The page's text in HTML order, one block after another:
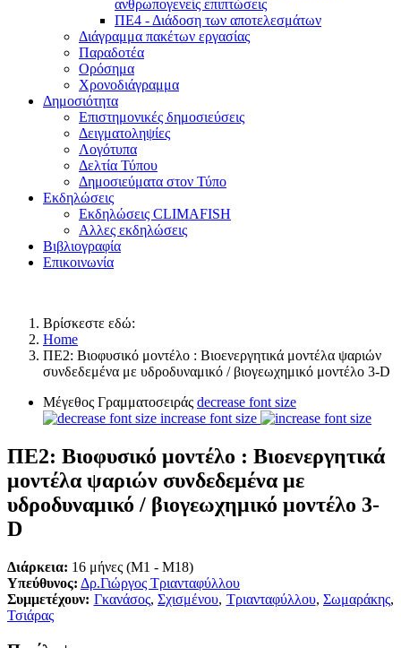
ανθρωπογενείς επιπτώσεις
ΠΕ4 - Διάδοση των αποτελεσμάτων
Διάγραμμα πακέτων εργασίας
Παραδοτέα
Ορόσημα
Χρονοδιάγραμμα
Δημοσιότητα
Επιστημονικές δημοσιεύσεις
Δειγματοληψίες
Λογότυπα
Δελτία Τύπου
Δημοσιεύματα στον Τύπο
Εκδηλώσεις
Εκδηλώσεις CLIMAFISH
Αλλες εκδηλώσεις
Βιβλιογραφία
Επικοινωνία
Βρίσκεστε εδώ:
Home
ΠΕ2: Βιοφυσικό μοντέλο : Βιοενεργητικά μοντέλα ψαριών
συνδεδεμένα με υδροδυναμικό / βιογεωχημικό μοντέλο 3-D
Μέγεθος Γραμματοσειράς decrease font size
increase font size
ΠΕ2: Βιοφυσικό μοντέλο : Βιοενεργητικά
μοντέλα ψαριών συνδεδεμένα με
υδροδυναμικό / βιογεωχημικό μοντέλο 3-
D
Διάρκεια: 16 μήνες (M1 - M18)
Υπεύθυνος: Δρ.Γιώργος Τριανταφύλλου
Συμμετέχουν: Γκανάσος, Σχισμένου, Τριανταφύλλου, Σωμαράκης,
Τσιάρας